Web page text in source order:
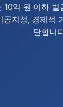
10억 원 이하 벌
공지성, 경제적
단합니